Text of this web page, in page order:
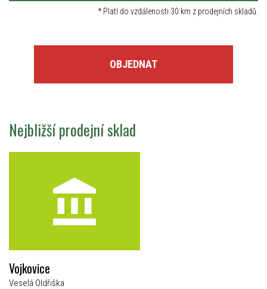
*Platí do vzdálenosti 30 km z prodejních skladů.
OBJEDNAT
Nejbližší prodejní sklad
Vojkovice
Veselá Oldřiška